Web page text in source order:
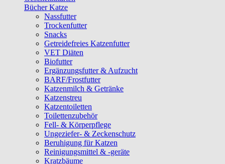
Bücher Katze
Nassfutter
Trockenfutter
Snacks
Getreidefreies Katzenfutter
VET Diäten
Biofutter
Ergänzungsfutter & Aufzucht
BARF/Frostfutter
Katzenmilch & Getränke
Katzenstreu
Katzentoiletten
Toilettenzubehör
Fell- & Körperpflege
Ungeziefer- & Zeckenschutz
Beruhigung für Katzen
Reinigungsmittel & -geräte
Kratzbäume